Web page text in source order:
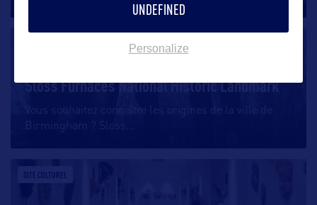
Sloss Furnaces National Historic Landmark
Birmingham ? Sloss
SITE CULTUREL
UNDEFINED
Personalize